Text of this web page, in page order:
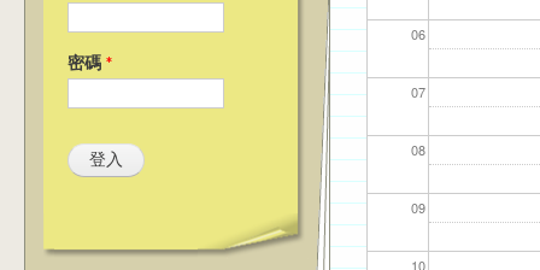
密碼 *
06
07
08
09
10